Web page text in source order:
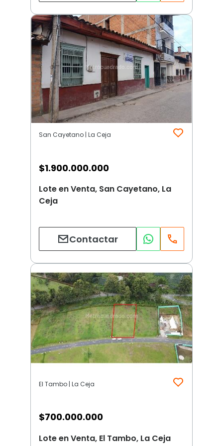
San Cayetano | La Ceja
$1.900.000.000
Lote en Venta, San Cayetano, La
Ceja
Contactar
El Tambo | La Ceja
$700.000.000
Lote en Venta, El Tambo, La Ceja